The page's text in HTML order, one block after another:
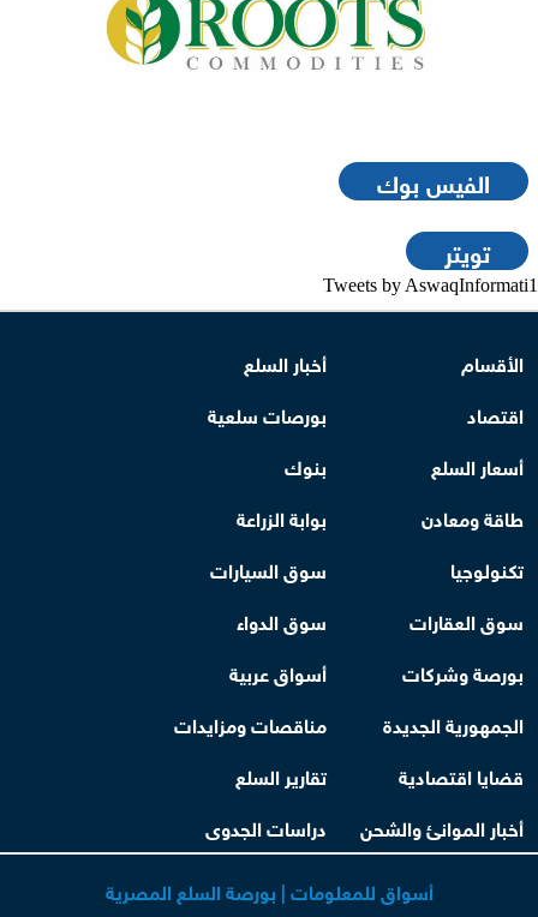
الفيس بوك
تويتر
Tweets by AswaqInformati1
الأقسام
أخبار السلع
اقتصاد
بورصات سلعية
أسعار السلع
بنوك
طاقة ومعادن
بوابة الزراعة
تكنولوجيا
سوق السيارات
سوق العقارات
سوق الدواء
بورصة وشركات
أسواق عربية
الجمهورية الجديدة
مناقصات ومزايدات
قضايا اقتصادية
تقارير السلع
أخبار الموانئ والشحن
دراسات الجدوى
أسواق للمعلومات | بورصة السلع المصرية